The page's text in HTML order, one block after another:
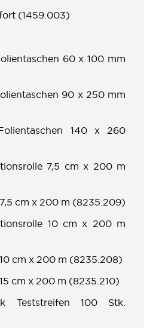
(1459.003)
60 x 100 mm
90 x 250 mm
140 x 260
7,5 cm x 200 m
cm x 200 m (8235.209)
10 cm x 200 m
cm x 200 m (8235.208)
cm x 200 m (8235.210)
Teststreifen 100 Stk.